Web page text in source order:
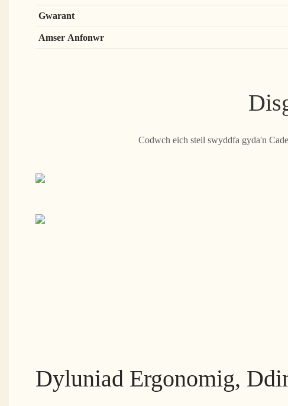
Gwarant
Amser Anfonwr
Codwch eich steil swyddfa gyda'n
Dyluniad Ergonomig,